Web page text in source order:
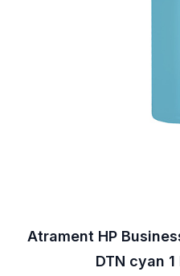
Atrament HP
DTN cyan